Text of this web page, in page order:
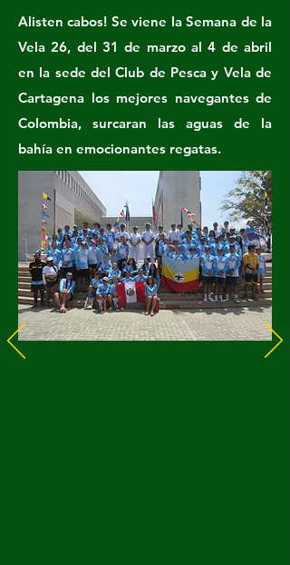
Alisten cabos! Se viene la Semana de la
Vela 26, del 31 de marzo al 4 de abril
en la sede del Club de Pesca y Vela de
Cartagena los mejores navegantes de
Colombia, surcaran las aguas de la
bahía en emocionantes regatas.